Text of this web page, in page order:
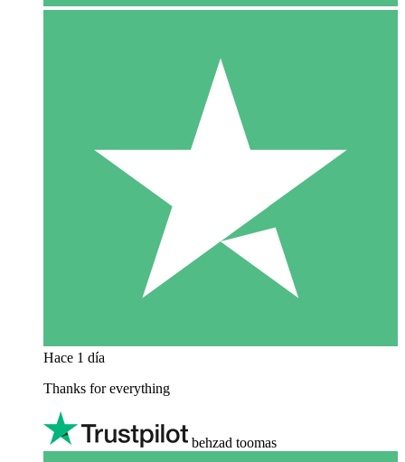
Hace 1 día
Thanks for everything
behzad toomas